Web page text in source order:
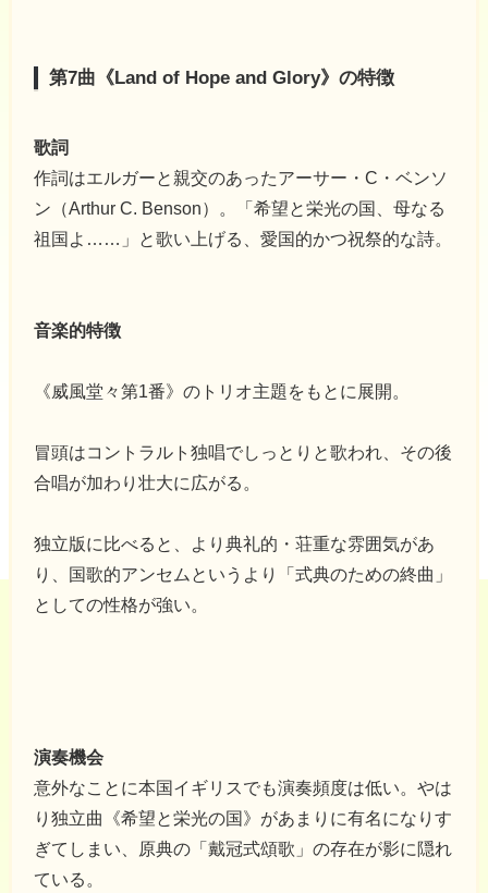
第7曲《Land of Hope and Glory》の特徴
歌詞
作詞はエルガーと親交のあったアーサー・C・ベンソ
ン（Arthur C. Benson）。「希望と栄光の国、母なる
祖国よ……」と歌い上げる、愛国的かつ祝祭的な詩。
音楽的特徴
《威風堂々第1番》のトリオ主題をもとに展開。
冒頭はコントラルト独唱でしっとりと歌われ、その後
合唱が加わり壮大に広がる。
独立版に比べると、より典礼的・荘重な雰囲気があ
り、国歌的アンセムというより「式典のための終曲」
としての性格が強い。
演奏機会
意外なことに本国イギリスでも演奏頻度は低い。やは
り独立曲《希望と栄光の国》があまりに有名になりす
ぎてしまい、原典の「戴冠式頌歌」の存在が影に隠れ
ている。